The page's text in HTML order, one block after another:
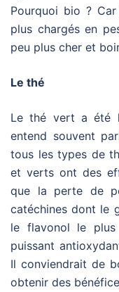
Pourquoi bio ?
plus chargés en
peu plus cher et
Le thé
Le thé vert a été
entend souvent
tous les types de
et verts ont des
que la perte de
catéchines dont le
le flavonol le plus
puissant
Il conviendrait de
obtenir des